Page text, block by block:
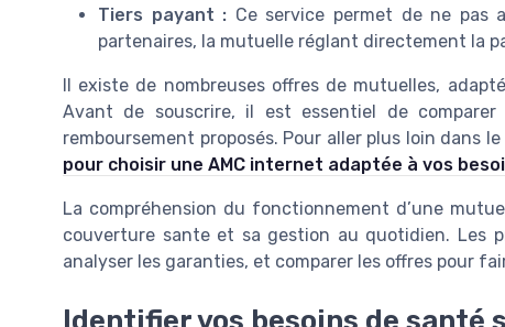
Tiers payant : Ce service permet de ne pas
partenaires, la mutuelle réglant directement la
Il existe de nombreuses offres de mutuelles,
Avant de souscrire, il est essentiel de
remboursement proposés. Pour aller plus loin dans
pour choisir une AMC internet adaptée à vos
La compréhension du fonctionnement d’une
couverture sante et sa gestion au quotidien. Les
analyser les garanties, et comparer les offres pour